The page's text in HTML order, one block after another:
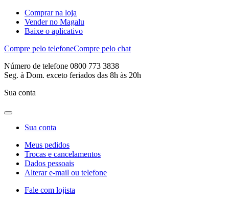
Comprar na loja
Vender no Magalu
Baixe o aplicativo
Compre pelo telefoneCompre pelo chat
Número de telefone 0800 773 3838
Seg. à Dom. exceto feriados das 8h às 20h
Sua conta
Sua conta
Meus pedidos
Trocas e cancelamentos
Dados pessoais
Alterar e-mail ou telefone
Fale com lojista